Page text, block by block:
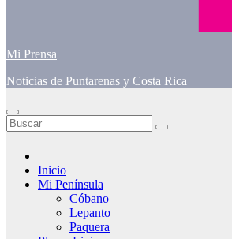
Mi Prensa
Noticias de Puntarenas y Costa Rica
Inicio
Mi Península
Cóbano
Lepanto
Paquera